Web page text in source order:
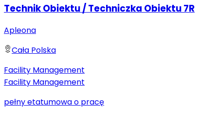
Technik Obiektu / Techniczka Obiektu 7R
Apleona
Cała Polska
Facility Management
Facility Management
pełny etatumowa o pracę